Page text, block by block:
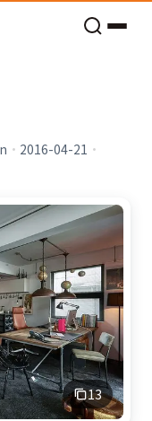
· 2016-04-21 ·
13